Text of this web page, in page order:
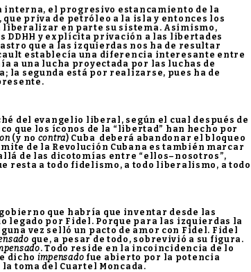
el progresivo estancamiento de la
que priva de petróleo a la isla y entonces los
liberalizar en parte su sistema. Asimismo,
DDHH y explícita privación a las libertades
que a las izquierdas nos ha de resultar
establecía una diferencia interesante entre
a una lucha proyectada por las luchas de
la segunda está por realizarse, pues ha de
del evangelio liberal, según el cual después de
que los íconos de la “libertad” han hecho por
(y no contra) Cuba deberá abandonar el bloqueo
de la Revolución Cubana es también marcar
de las dicotomías entre “ellos–nosotros”,
resta a todo fidelismo, a todo liberalismo, a todo
que habría que inventar desde las
legado por Fidel. Porque para las izquierdas la
vez selló un pacto de amor con Fidel. Fidel
que, a pesar de todo, sobrevivió a su figura.
. Todo reside en la incoincidencia de lo
dicho impensado fue abierto por la potencia
toma del Cuartel Moncada.